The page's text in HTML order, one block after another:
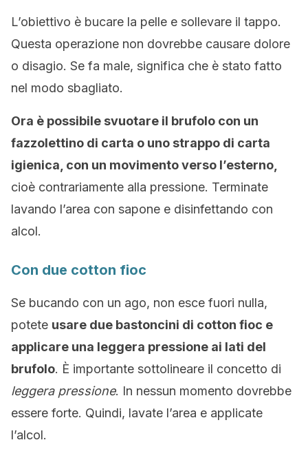
L’obiettivo è bucare la pelle e sollevare il tappo.
Questa operazione non dovrebbe causare dolore
o disagio. Se fa male, significa che è stato fatto
nel modo sbagliato.
Ora è possibile svuotare il brufolo con un
fazzolettino di carta o uno strappo di carta
igienica, con un movimento verso l’esterno,
cioè contrariamente alla pressione. Terminate
lavando l’area con sapone e disinfettando con
alcol.
Con due cotton fioc
Se bucando con un ago, non esce fuori nulla,
potete usare due bastoncini di cotton fioc e
applicare una leggera pressione ai lati del
brufolo. È importante sottolineare il concetto di
leggera pressione. In nessun momento dovrebbe
essere forte. Quindi, lavate l’area e applicate
l’alcol.